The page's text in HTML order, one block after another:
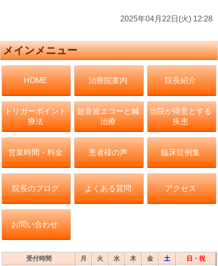
2025年04月22日(火) 12:28
メインメニュー
HOME 治療院案内 院長紹介
トリガーポイント
療法
超音波エコーと鍼
治療
当院が得意とする
疾患
営業時間・料金 患者様の声 臨床症例集
院長のブログ よくある質問 アクセス
お問い合わせ.
受付時間 月 火 水 木 金 土
日・祝